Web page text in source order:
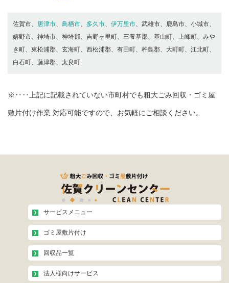
佐賀市、 唐津市 鳥栖市 多久市 伊万里市 、武雄市、鹿島市、小城市、
嬉野市、神埼市、神埼郡、吉野ヶ里町、三養基郡、基山町、上峰町、みや
き町、東松浦郡、玄海町、西松浦郡、有田町、杵島郡、大町町、江北町、
白石町、藤津郡、太良町
※‥‥上記に記載されていない市町村でも粗大ごみ回収・ゴミ屋
敷片付け作業 対応可能ですので、お気軽にご相談ください。
サービスメニュー
ゴミ屋敷片付け
回収品一覧
法人様向けサービス